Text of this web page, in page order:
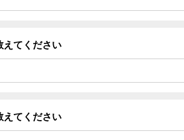
えてください
えてください